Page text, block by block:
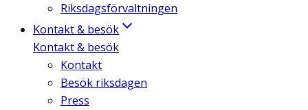
Riksdagsförvaltningen
Kontakt & besök
Kontakt & besök
Kontakt
Besök riksdagen
Press